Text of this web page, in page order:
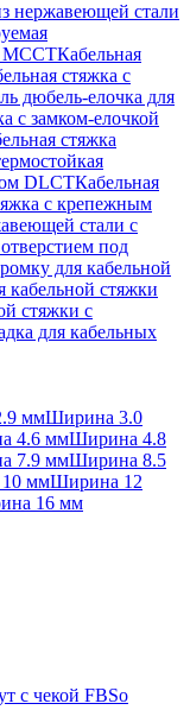
нержавеющей стали
MCCTКабельная
стяжка с
дюбель-елочка для
c замком-елочкой
стяжка
DLCTКабельная
с крепежным
стали с
под
для кабельной
кабельной стяжки
стяжки с
для кабельных
ммШирина 3.0
4.6 ммШирина 4.8
7.9 ммШирина 8.5
ммШирина 12
16 мм
с чекой FBSo